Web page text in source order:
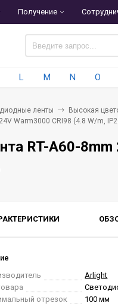
Получение
L M N O
ленты
Высокая
Warm3000 CRI98 (4.8 W/m,
RT-A60-
Arlight
отрезок
100 мм